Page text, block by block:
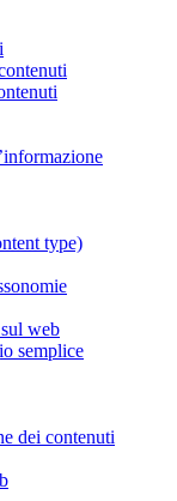
type)
web
semplice
dei contenuti